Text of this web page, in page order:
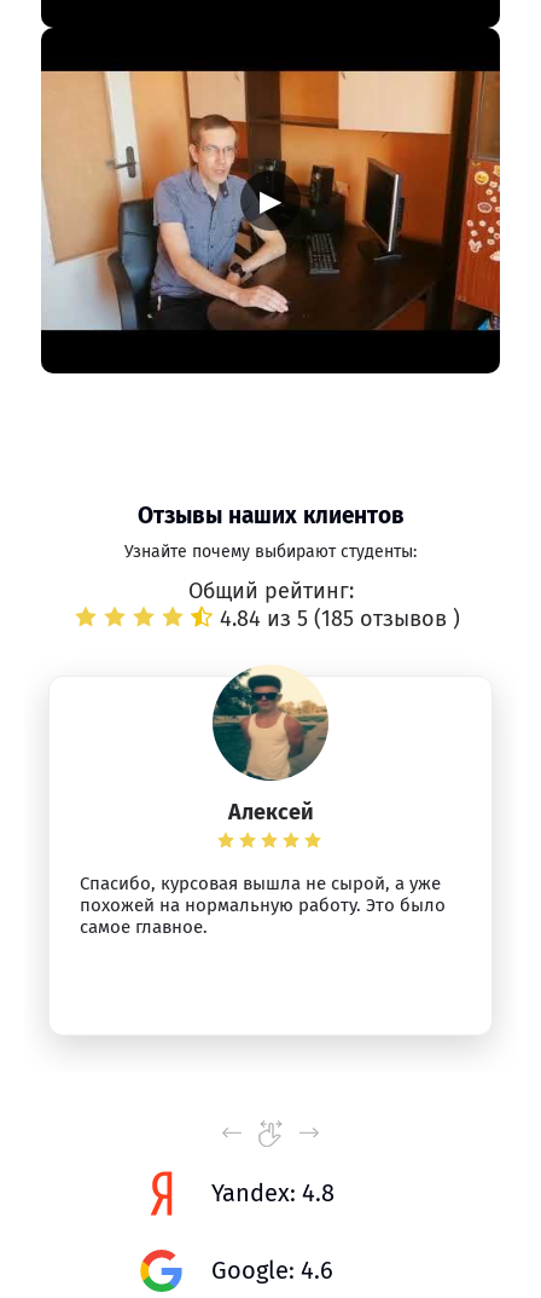
▶
Отзывы наших клиентов
Узнайте почему выбирают студенты:
Общий рейтинг:
4.84 из 5 (185 отзывов )
Алексей
Спасибо, курсовая вышла не сырой, а уже
похожей на нормальную работу. Это было
самое главное.
Yandex: 4.8
Google: 4.6